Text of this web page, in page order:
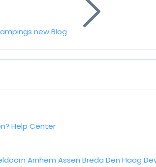
newBlog
Help Center
Arnhem Assen Breda Den Haag